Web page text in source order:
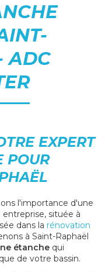
ADC
EXPERT
POUR
l'importance d'une
située à
dans la rénovation
à Saint-Raphaël
étanche qui
de votre bassin.